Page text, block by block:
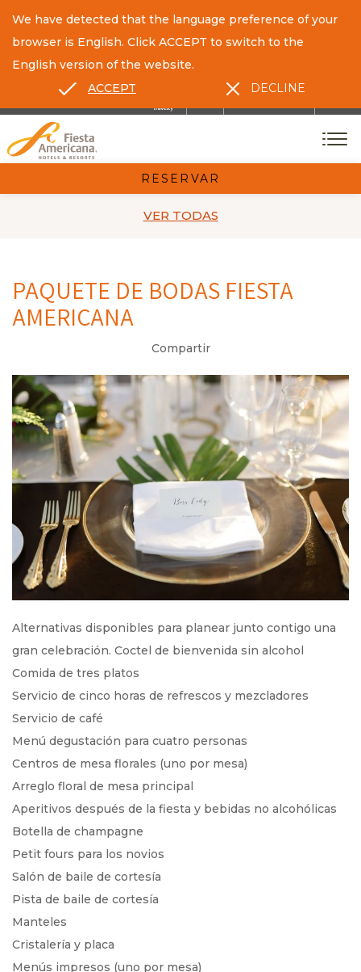
CONTACTO
RESERVAR
We have detected that the language preference of your
browser is English. Click ACCEPT to switch to the
English version of the website.
ACCEPT
DECLINE
VER TODAS
PAQUETE DE BODAS FIESTA
AMERICANA
Compartir
Alternativas disponibles para planear junto contigo una
gran celebración. Coctel de bienvenida sin alcohol
Comida de tres platos
Servicio de cinco horas de refrescos y mezcladores
Servicio de café
Menú degustación para cuatro personas
Centros de mesa florales (uno por mesa)
Arreglo floral de mesa principal
Aperitivos después de la fiesta y bebidas no alcohólicas
Botella de champagne
Petit fours para los novios
Salón de baile de cortesía
Pista de baile de cortesía
Manteles
Cristalería y placa
Menús impresos (uno por mesa)